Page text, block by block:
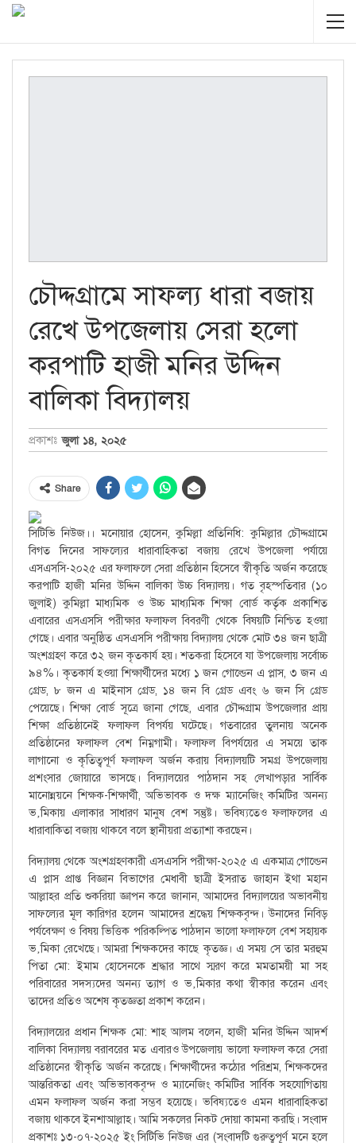
চৌদ্দগ্রামে সাফল্য ধারা বজায়
রেখে উপজেলায় সেরা হলো
করপাটি হাজী মনির উদ্দিন
বালিকা বিদ্যালয়
প্রকাশঃ জুলা ১৪, ২০২৫
Share
সিটিভি নিউজ।। মনোয়ার হোসেন, কুমিল্লা প্রতিনিধি: কুমিল্লার চৌদ্দগ্রামে
বিগত দিনের সাফল্যের ধারাবাহিকতা বজায় রেখে উপজেলা পর্যায়ে
এসএসসি-২০২৫ এর ফলাফলে সেরা প্রতিষ্ঠান হিসেবে স্বীকৃতি অর্জন করেছে
করপাটি হাজী মনির উদ্দিন বালিকা উচ্চ বিদ্যালয়। গত বৃহস্পতিবার (১০
জুলাই) কুমিল্লা মাধ্যমিক ও উচ্চ মাধ্যমিক শিক্ষা বোর্ড কর্তৃক প্রকাশিত
এবারের এসএসসি পরীক্ষার ফলাফল বিবরণী থেকে বিষয়টি নিশ্চিত হওয়া
গেছে। এবার অনুষ্ঠিত এসএসসি পরীক্ষায় বিদ্যালয় থেকে মোট ৩৪ জন ছাত্রী
অংশগ্রহণ করে ৩২ জন কৃতকার্য হয়। শতকরা হিসেবে যা উপজেলায় সর্বোচ্চ
৯৪%। কৃতকার্য হওয়া শিক্ষার্থীদের মধ্যে ১ জন গোল্ডেন এ প্লাস, ৩ জন এ
গ্রেড, ৮ জন এ মাইনাস গ্রেড, ১৪ জন বি গ্রেড এবং ৬ জন সি গ্রেড
পেয়েছে। শিক্ষা বোর্ড সূত্রে জানা গেছে, এবার চৌদ্দগ্রাম উপজেলার প্রায়
শিক্ষা প্রতিষ্ঠানেই ফলাফল বিপর্যয় ঘটেছে। গতবারের তুলনায় অনেক
প্রতিষ্ঠানের ফলাফল বেশ নিম্নগামী। ফলাফল বিপর্যয়ের এ সময়ে তাক
লাগানো ও কৃতিত্বপূর্ণ ফলাফল অর্জন করায় বিদ্যালয়টি সমগ্র উপজেলায়
প্রশংসার জোয়ারে ভাসছে। বিদ্যালয়ের পাঠদান সহ লেখাপড়ার সার্বিক
মানোন্নয়নে শিক্ষক-শিক্ষার্থী, অভিভাবক ও দক্ষ ম্যানেজিং কমিটির অনন্য
ভ‚মিকায় এলাকার সাধারণ মানুষ বেশ সন্তুষ্ট। ভবিষ্যতেও ফলাফলের এ
ধারাবাকিতা বজায় থাকবে বলে স্থানীয়রা প্রত্যাশা করছেন।
বিদ্যালয় থেকে অংশগ্রহণকারী এসএসসি পরীক্ষা-২০২৫ এ একমাত্র গোল্ডেন
এ প্লাস প্রাপ্ত বিজ্ঞান বিভাগের মেধাবী ছাত্রী ইসরাত জাহান ইথা মহান
আল্লাহর প্রতি শুকরিয়া জ্ঞাপন করে জানান, আমাদের বিদ্যালয়ের অভাবনীয়
সাফল্যের মূল কারিগর হলেন আমাদের শ্রদ্ধেয় শিক্ষকবৃন্দ। উনাদের নিবিড়
পর্যবেক্ষণ ও বিষয় ভিত্তিক পরিকল্পিত পাঠদান ভালো ফলাফলে বেশ সহায়ক
ভ‚মিকা রেখেছে। আমরা শিক্ষকদের কাছে কৃতজ্ঞ। এ সময় সে তার মরহুম
পিতা মো: ইমাম হোসেনকে শ্রদ্ধার সাথে স্মরণ করে মমতাময়ী মা সহ
পরিবারের সদস্যদের অনন্য ত্যাগ ও ভ‚মিকার কথা স্বীকার করেন এবং
তাদের প্রতিও অশেষ কৃতজ্ঞতা প্রকাশ করেন।
বিদ্যালয়ের প্রধান শিক্ষক মো: শাহ আলম বলেন, হাজী মনির উদ্দিন আদর্শ
বালিকা বিদ্যালয় বরাবরের মত এবারও উপজেলায় ভালো ফলাফল করে সেরা
প্রতিষ্ঠানের স্বীকৃতি অর্জন করেছে। শিক্ষার্থীদের কঠোর পরিশ্রম, শিক্ষকদের
আন্তরিকতা এবং অভিভাবকবৃন্দ ও ম্যানেজিং কমিটির সার্বিক সহযোগিতায়
এমন ফলাফল অর্জন করা সম্ভব হয়েছে। ভবিষ্যতেও এমন ধারাবাহিকতা
বজায় থাকবে ইনশাআল্লাহ। আমি সকলের নিকট দোয়া কামনা করছি। সংবাদ
প্রকাশঃ ১৩-০৭-২০২৫ ইং সিটিভি নিউজ এর (সংবাদটি গুরুত্বপূর্ণ মনে হলে